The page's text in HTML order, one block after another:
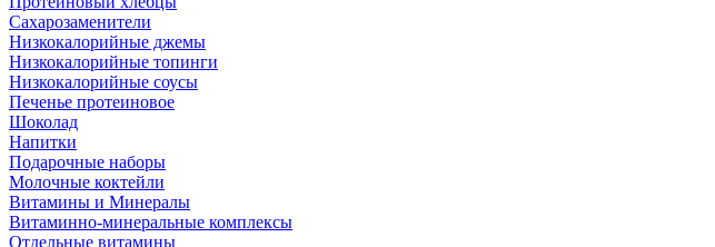
Сахарозаменители
Низкокалорийные джемы
Низкокалорийные топинги
Низкокалорийные соусы
Печенье протеиновое
Шоколад
Напитки
Подарочные наборы
Молочные коктейли
Витамины и Минералы
Витаминно-минеральные комплексы
Отдельные витамины